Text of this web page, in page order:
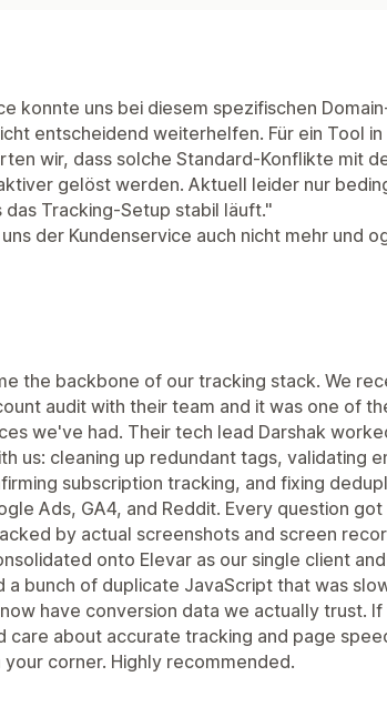
konnte uns bei diesem spezifischen
entscheidend weiterhelfen. Für ein Tool
wir, dass solche Standard-Konflikte mit
gelöst werden. Aktuell leider nur
Tracking-Setup stabil läuft."
der Kundenservice auch nicht mehr und
the backbone of our tracking stack. We
audit with their team and it was one of
we've had. Their tech lead Darshak
us: cleaning up redundant tags, validating
subscription tracking, and fixing
Ads, GA4, and Reddit. Every question got
by actual screenshots and screen
onto Elevar as our single client
bunch of duplicate JavaScript that was
have conversion data we actually trust. If
care about accurate tracking and page
corner. Highly recommended.